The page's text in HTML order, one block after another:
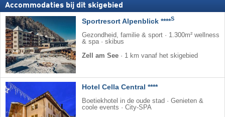
Accommodaties bij dit skigebied
Sportresort Alpenblick ****S
Gezondheid, familie & sport · 1.300m² wellness
& spa · skibus
Zell am See · 1 km vanaf het skigebied
Hotel Cella Central ****
Boetiekhotel in de oude stad · Genieten &
coole events · City-SPA